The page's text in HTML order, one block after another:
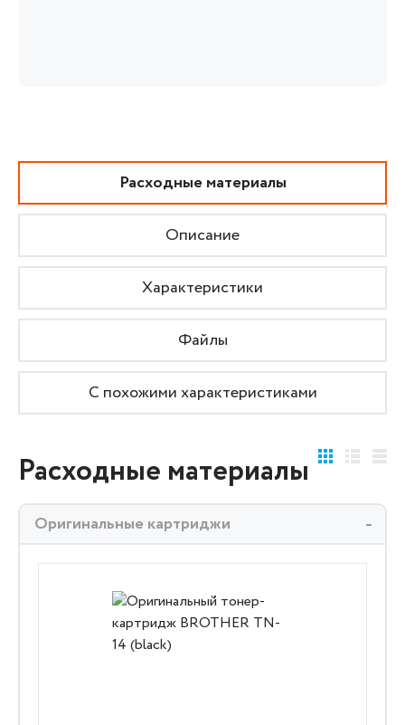
Расходные материалы
Описание
Характеристики
Файлы
С похожими характеристиками
Расходные материалы
Оригинальные картриджи